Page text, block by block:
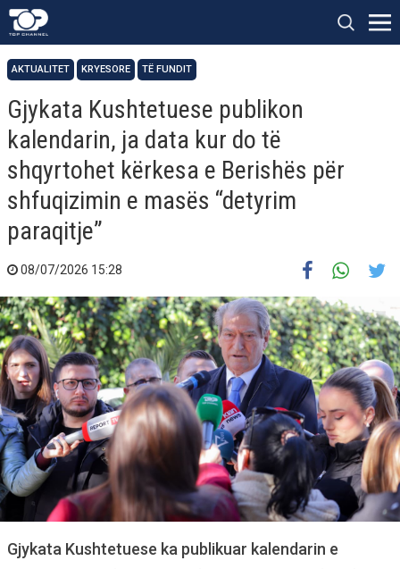
AKTUALITET KRYESORE TË FUNDIT
Gjykata Kushtetuese publikon
kalendarin, ja data kur do të
shqyrtohet kërkesa e Berishës për
shfuqizimin e masës “detyrim
paraqitje”
08/07/2026 15:28
Gjykata Kushtetuese ka publikuar kalendarin e